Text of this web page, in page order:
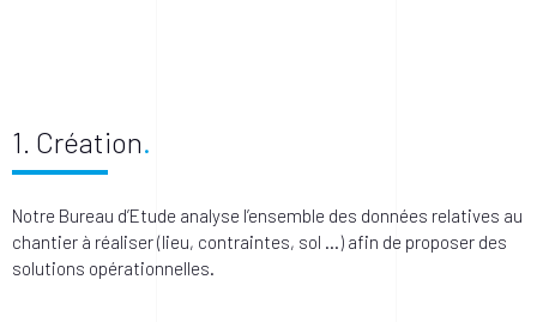
1. Création
Notre Bureau d’Etude analyse l’ensemble des données relatives au
chantier à réaliser (lieu, contraintes, sol …) afin de proposer des
solutions opérationnelles.